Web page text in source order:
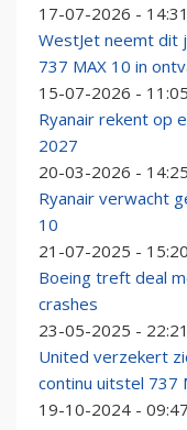
17-07-2026 - 14:31
WestJet neemt dit
737 MAX 10 in
15-07-2026 - 11:05
Ryanair rekent op
2027
20-03-2026 - 14:25
Ryanair verwacht
10
21-07-2025 - 15:20
Boeing treft deal
crashes
23-05-2025 - 22:21
United verzekert
continu uitstel 737
19-10-2024 - 09:47